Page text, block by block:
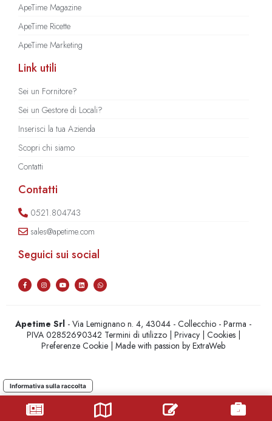
ApeTime Magazine
ApeTime Ricette
ApeTime Marketing
Link utili
Sei un Fornitore?
Sei un Gestore di Locali?
Inserisci la tua Azienda
Scopri chi siamo
Contatti
Contatti
0521.804743
sales@apetime.com
Seguici sui social
Apetime Srl - Via Lemignano n. 4, 43044 - Collecchio - Parma -
PIVA 02852690342 Termini di utilizzo| Privacy| Cookies|
Preferenze Cookie | Made with passion byExtraWeb
Informativa sulla raccolta